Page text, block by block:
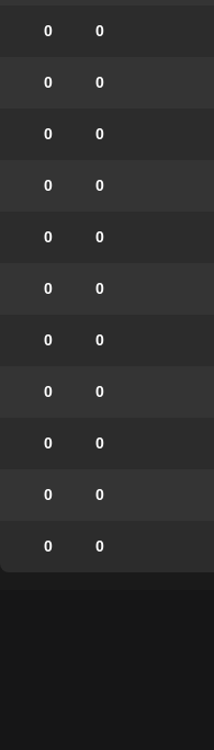
0
0
0
0
0
0
0
0
0
0
0
0
0
0
0
0
0
0
0
0
0
0